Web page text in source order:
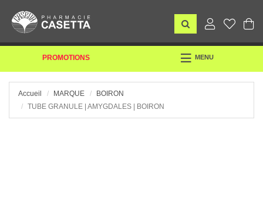
PROMOTIONS
TOGGLE
MENU
Accueil MARQUE
BOIRON
TUBE GRANULE | AMYGDALES | BOIRON